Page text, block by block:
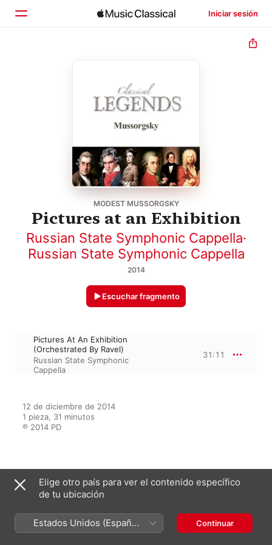
Iniciar sesión
MODEST MUSSORGSKY
Pictures at an Exhibition
Russian State Symphonic Cappella·
Russian State Symphonic Cappella
2014
Escuchar fragmento
Pictures At An Exhibition
(Orchestrated By Ravel)
Russian State Symphonic
Cappella
31:11
12 de diciembre de 2014
1 pieza, 31 minutos
℗ 2014 PD
Classical Legends - Mussorgsky
Russian State Symphonic Cappella
Elige otro país para ver el contenido específico
de tu ubicación
Estados Unidos (Español
México)
Continuar